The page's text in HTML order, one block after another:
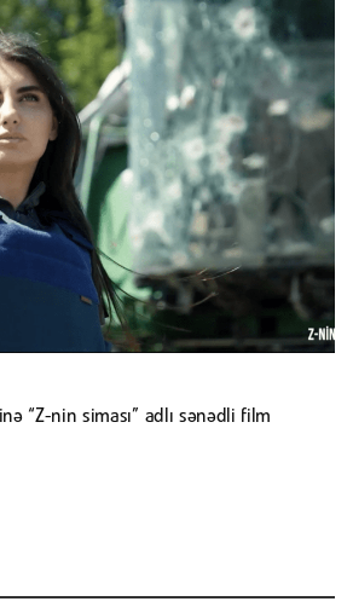
“Z-nin siması” adlı sənədli film